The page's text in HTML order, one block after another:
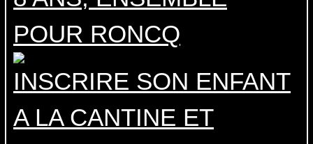
POUR RONCQ
INSCRIRE SON ENFANT
A LA CANTINE ET